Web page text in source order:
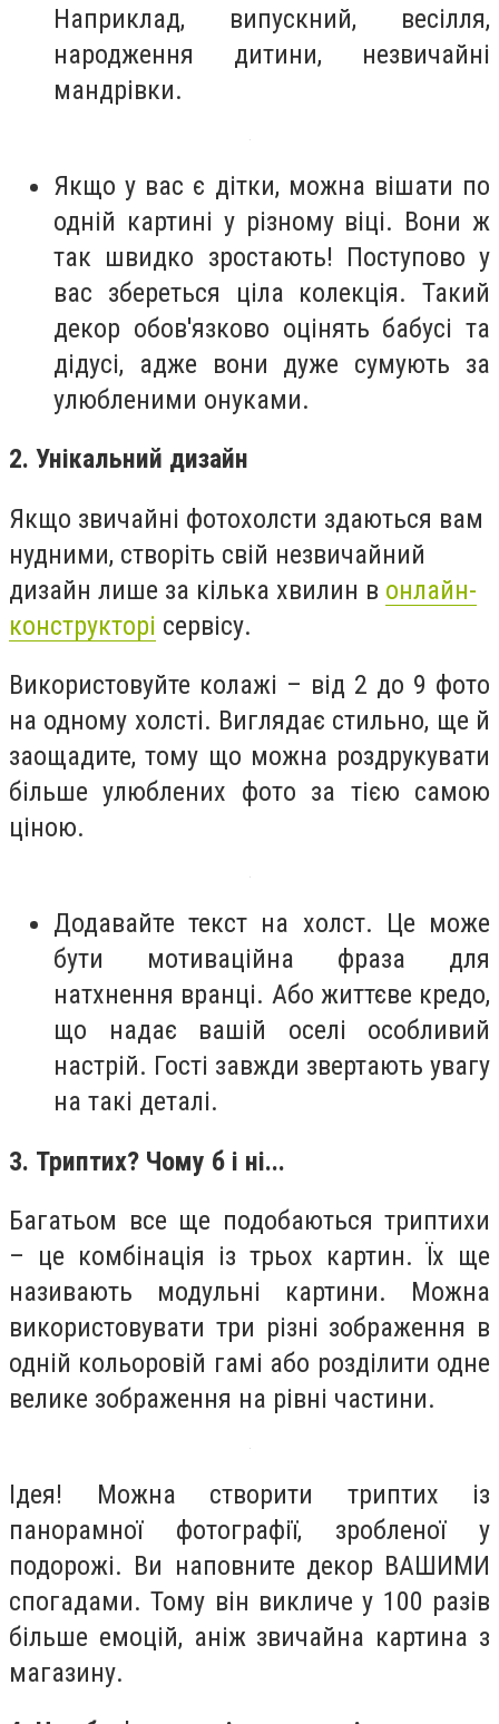
Наприклад, випускний, весілля,
народження дитини, незвичайні
мандрівки.
Якщо у вас є дітки, можна вішати по
одній картині у різному віці. Вони ж
так швидко зростають! Поступово у
вас збереться ціла колекція. Такий
декор обов'язково оцінять бабусі та
дідусі, адже вони дуже сумують за
улюбленими онуками.
2. Унікальний дизайн
Якщо звичайні фотохолсти здаються вам
нудними, створіть свій незвичайний
дизайн лише за кілька хвилин в онлайн-
конструкторі сервісу.
Використовуйте колажі – від 2 до 9 фото
на одному холсті. Виглядає стильно, ще й
заощадите, тому що можна роздрукувати
більше улюблених фото за тією самою
ціною.
Додавайте текст на холст. Це може
бути мотиваційна фраза для
натхнення вранці. Або життєве кредо,
що надає вашій оселі особливий
настрій. Гості завжди звертають увагу
на такі деталі.
3. Триптих? Чому б і ні...
Багатьом все ще подобаються триптихи
– це комбінація із трьох картин. Їх ще
називають модульні картини. Можна
використовувати три різні зображення в
одній кольоровій гамі або розділити одне
велике зображення на рівні частини.
Ідея! Можна створити триптих із
панорамної фотографії, зробленої у
подорожі. Ви наповните декор ВАШИМИ
спогадами. Тому він викличе у 100 разів
більше емоцій, аніж звичайна картина з
магазину.